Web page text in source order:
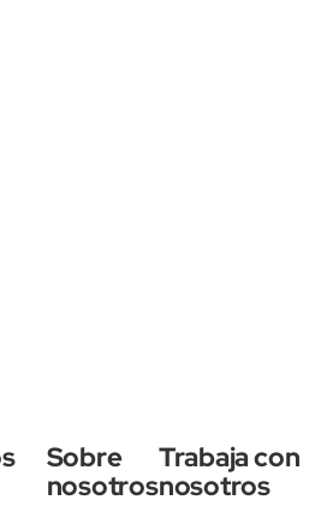
Sobre
nosotros
Trabaja con
nosotros